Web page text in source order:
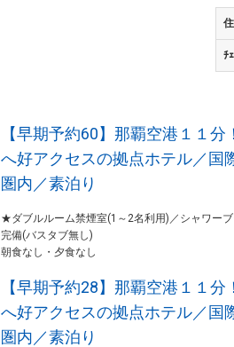
ﾁ
【早期予約60】那覇空港１１分
へ好アクセスの拠点ホテル／国
圏内／素泊り
★ダブルルーム禁煙室(1～2名利用)／シャワー
完備(バスタブ無し)
朝食なし・夕食なし
【早期予約28】那覇空港１１分
へ好アクセスの拠点ホテル／国
圏内／素泊り